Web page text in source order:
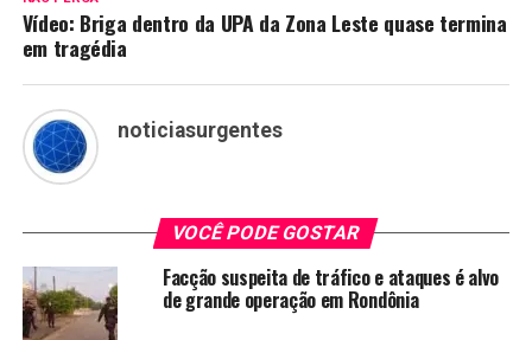
Vídeo: Briga dentro da UPA da Zona Leste quase termina
em tragédia
noticiasurgentes
VOCÊ PODE GOSTAR
Facção suspeita de tráfico e ataques é alvo
de grande operação em Rondônia